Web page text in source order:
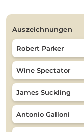
auszeichnungen
Robert Parker
Wine Spectator
James Suckling
Antonio Galloni